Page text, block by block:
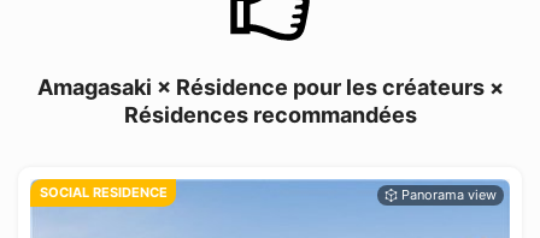
Amagasaki × Résidence pour les créateurs ×
Résidences recommandées
SOCIAL RESIDENCE